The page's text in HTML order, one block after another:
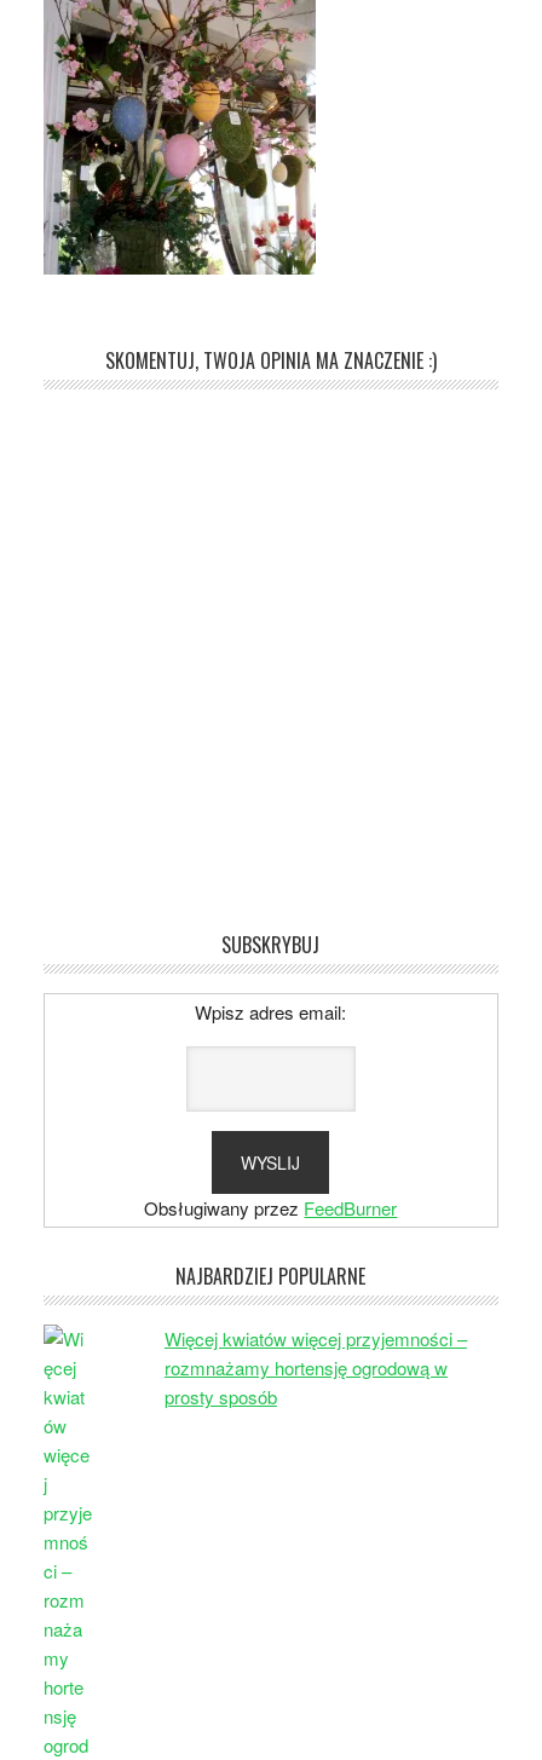
SKOMENTUJ, TWOJA OPINIA MA ZNACZENIE :)
SUBSKRYBUJ
Wpisz adres email:
Obsługiwany przez FeedBurner
NAJBARDZIEJ POPULARNE
Więcej kwiatów więcej przyjemności –
rozmnażamy hortensję ogrodową w
prosty sposób